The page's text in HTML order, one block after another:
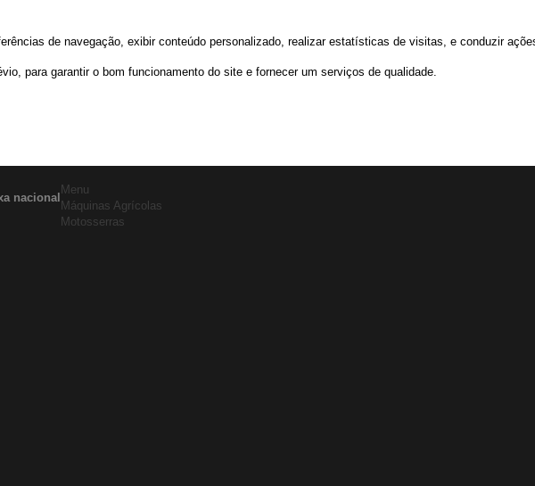
de navegação, exibir conteúdo personalizado, realizar estatísticas de visitas, e conduzir
para garantir o bom funcionamento do site e fornecer um serviços de qualidade.
nacional
Menu
Máquinas Agrícolas
Motosserras